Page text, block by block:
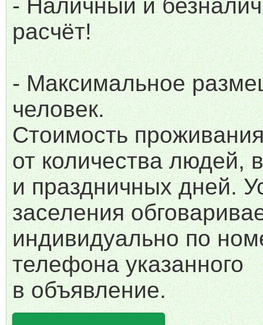
- Наличный и
расчёт!
- Максимальное
человек.
Стоимость
от количества людей,
и праздничных дней.
заселения
индивидуально по
телефона указанного
в объявление.